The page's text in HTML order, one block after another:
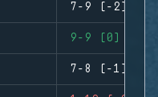
7-9 (-2)
9-9 (0)
7-8 (-1)